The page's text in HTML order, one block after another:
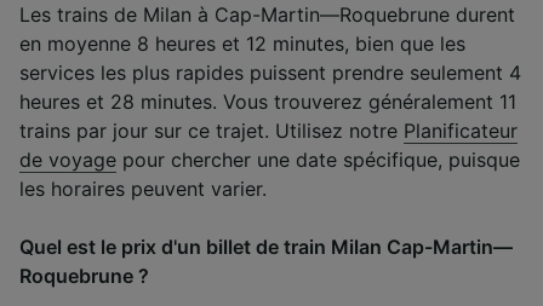
Les trains de Milan à Cap-Martin—Roquebrune durent
en moyenne 8 heures et 12 minutes, bien que les
services les plus rapides puissent prendre seulement 4
heures et 28 minutes. Vous trouverez généralement 11
trains par jour sur ce trajet. Utilisez notre Planificateur
de voyage pour chercher une date spécifique, puisque
les horaires peuvent varier.
Quel est le prix d'un billet de train Milan Cap-Martin—
Roquebrune ?